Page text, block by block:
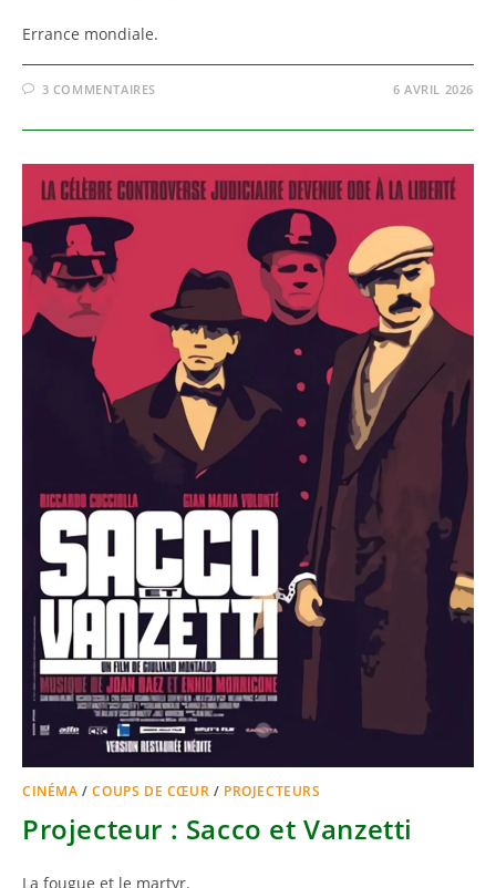
Errance mondiale.
3 COMMENTAIRES 6 AVRIL 2026
CINÉMA /COUPS DE CŒUR / PROJECTEURS
Projecteur : Sacco et Vanzetti
La fougue et le martyr.